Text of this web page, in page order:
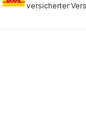
versicherter